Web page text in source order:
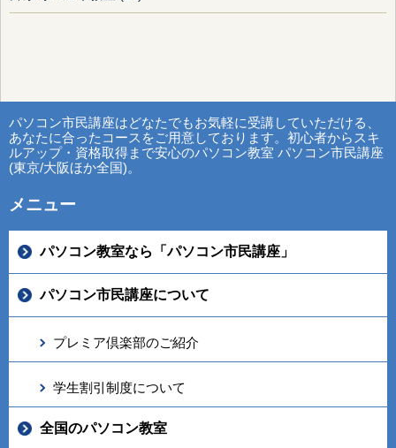
パソコン市民講座はどなたでもお気軽に受講していただける、
あなたに合ったコースをご用意しております。初心者からスキ
ルアップ・資格取得まで安心のパソコン教室 パソコン市民講座
(東京/大阪ほか全国)。
メニュー
パソコン教室なら「パソコン市民講座」
パソコン市民講座について
プレミア倶楽部のご紹介
学生割引制度について
全国のパソコン教室